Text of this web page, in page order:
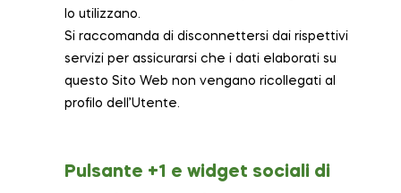
lo utilizzano.
Si raccomanda di disconnettersi dai rispettivi
servizi per assicurarsi che i dati elaborati su
questo Sito Web non vengano ricollegati al
profilo dell’Utente.
Pulsante +1 e widget sociali di